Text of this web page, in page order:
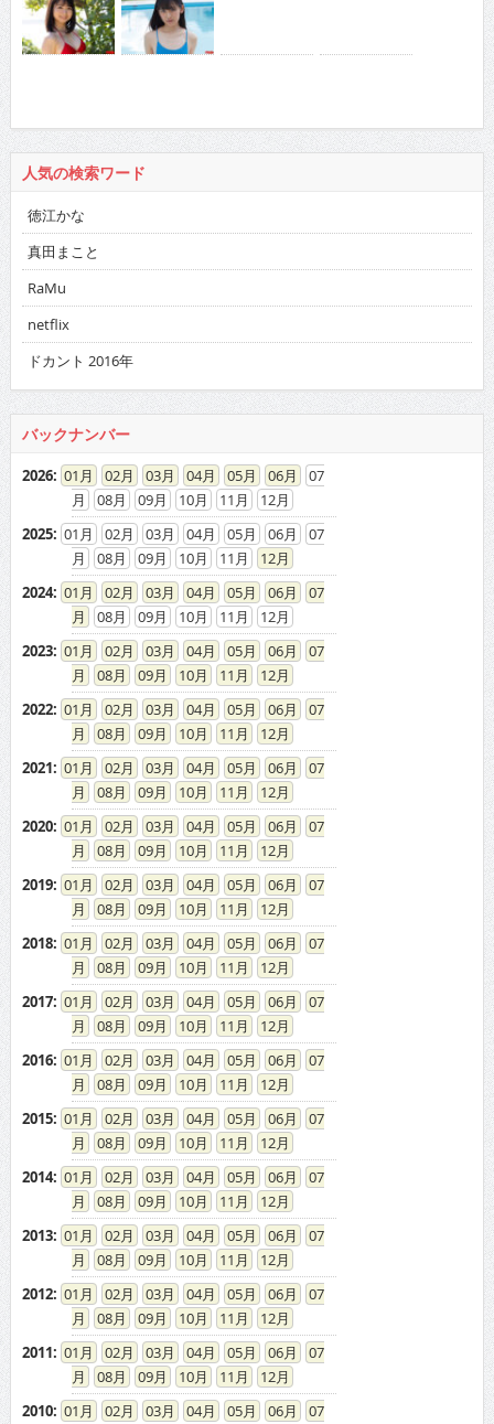
人気の検索ワード
徳江かな
真田まこと
RaMu
netflix
ドカント 2016年
バックナンバー
2026: 01 02 03 04 05 06
07
08
09 10 11
12
2025: 01 02 03 04 05 06
07
08
09 10 11
12
2024: 01 02 03 04 05 06
07
08
09 10 11
12
2023: 01 02 03 04 05 06
07
08
09 10 11
12
2022: 01 02 03 04 05 06
07
08
09 10 11
12
2021: 01 02 03 04 05 06
07
08
09 10 11
12
2020: 01 02 03 04 05 06
07
08
09 10 11
12
2019: 01 02 03 04 05 06
07
08
09 10 11
12
2018: 01 02 03 04 05 06
07
08
09 10 11
12
2017: 01 02 03 04 05 06
07
08
09 10 11
12
2016: 01 02 03 04 05 06
07
08
09 10 11
12
2015: 01 02 03 04 05 06
07
08
09 10 11
12
2014: 01 02 03 04 05 06
07
08
09 10 11
12
2013: 01 02 03 04 05 06
07
08
09 10 11
12
2012: 01 02 03 04 05 06
07
08
09 10 11
12
2011: 01 02 03 04 05 06
07
08
09 10 11
12
2010: 01 02 03 04 05 06
07